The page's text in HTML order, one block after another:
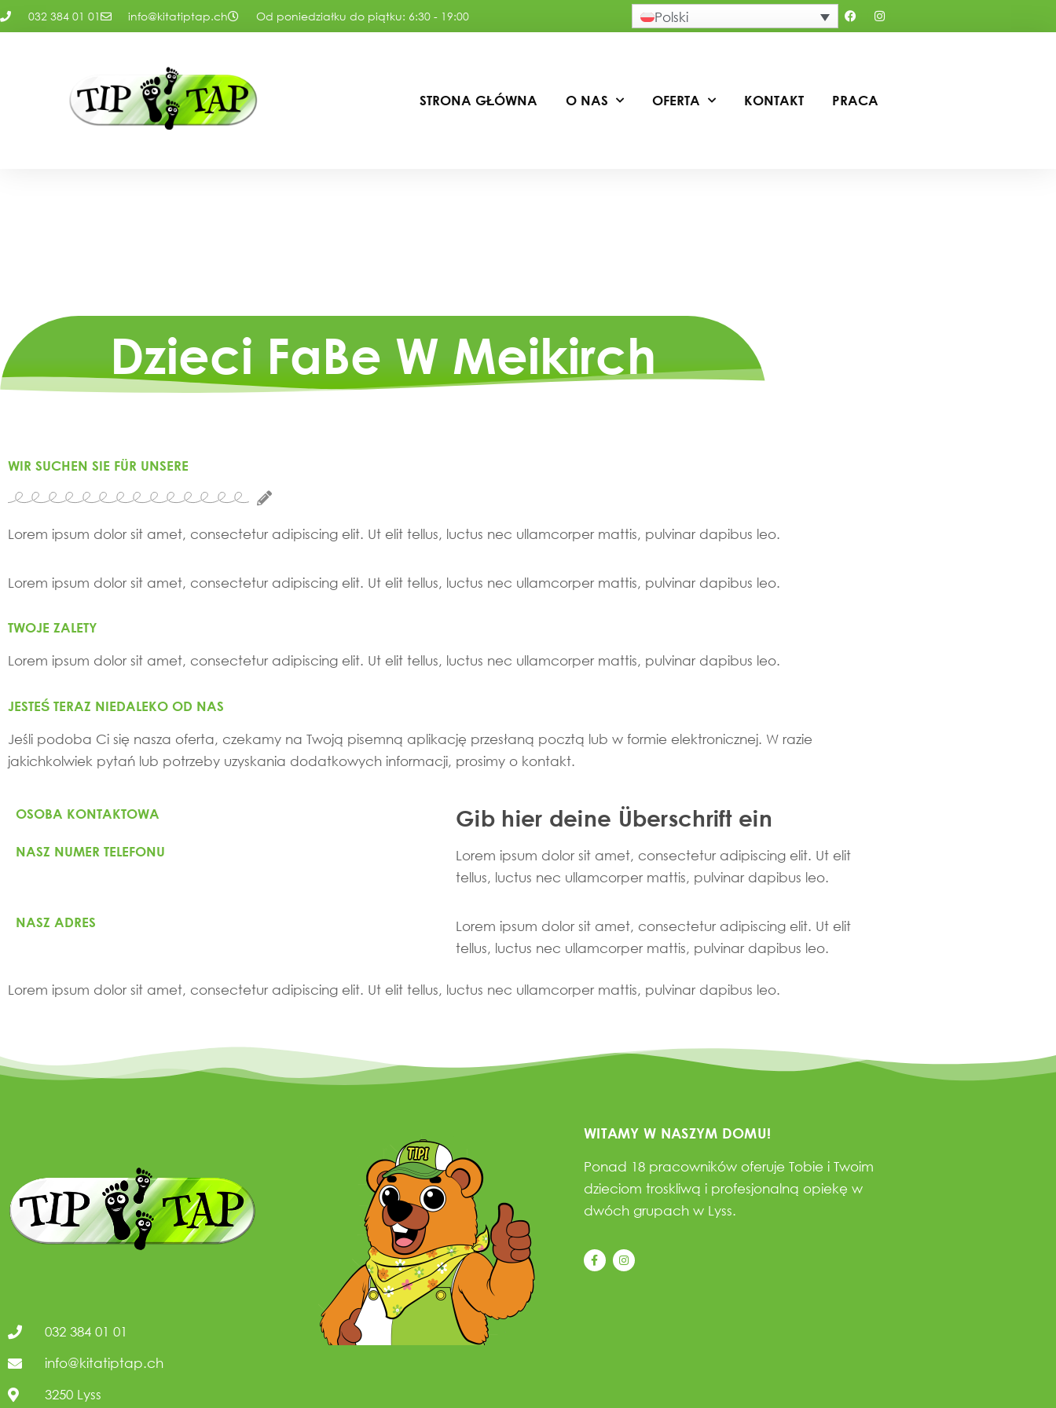
032 384 01 01 info@kitatiptap.ch Od poniedziałku do piątku: 6:30 - 19:00 Polski
STRONA GŁÓWNA O NAS OFERTA KONTAKT PRACA
Dzieci FaBe W Meikirch
WIR SUCHEN SIE FÜR UNSERE
Lorem ipsum dolor sit amet, consectetur adipiscing elit. Ut elit tellus, luctus nec ullamcorper mattis, pulvinar dapibus leo.
Lorem ipsum dolor sit amet, consectetur adipiscing elit. Ut elit tellus, luctus nec ullamcorper mattis, pulvinar dapibus leo.
TWOJE ZALETY
Lorem ipsum dolor sit amet, consectetur adipiscing elit. Ut elit tellus, luctus nec ullamcorper mattis, pulvinar dapibus leo.
JESTEŚ TERAZ NIEDALEKO OD NAS
Jeśli podoba Ci się nasza oferta, czekamy na Twoją pisemną aplikację przesłaną pocztą lub w formie elektronicznej. W razie
jakichkolwiek pytań lub potrzeby uzyskania dodatkowych informacji, prosimy o kontakt.
OSOBA KONTAKTOWA Gib hier deine Überschrift ein
NASZ NUMER TELEFONU
Lorem ipsum dolor sit amet, consectetur adipiscing elit. Ut elit
tellus, luctus nec ullamcorper mattis, pulvinar dapibus leo.
NASZ ADRES
Lorem ipsum dolor sit amet, consectetur adipiscing elit. Ut elit
tellus, luctus nec ullamcorper mattis, pulvinar dapibus leo.
Lorem ipsum dolor sit amet, consectetur adipiscing elit. Ut elit tellus, luctus nec ullamcorper mattis, pulvinar dapibus leo.
032 384 01 01
info@kitatiptap.ch
3250 Lyss
WITAMY W NASZYM DOMU!
Ponad 18 pracowników oferuje Tobie i Twoim
dzieciom troskliwą i profesjonalną opiekę w
dwóch grupach w Lyss.